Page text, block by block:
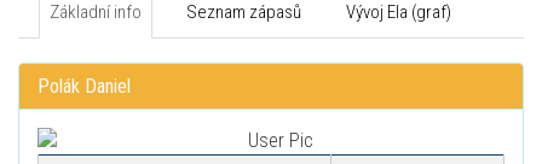
Základní info Seznam zápasů Vývoj Ela (graf)
Polák Daniel